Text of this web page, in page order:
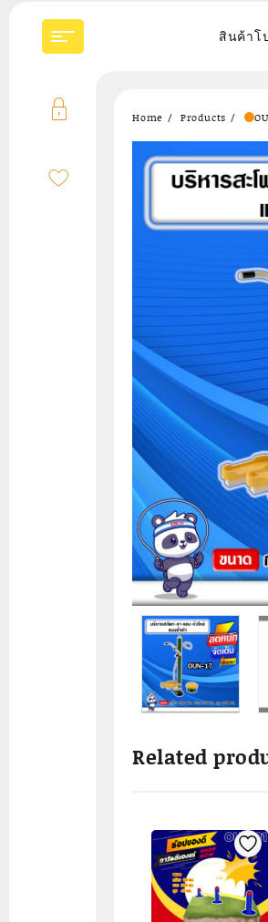
content
สินค้าโ
Home Products
Related